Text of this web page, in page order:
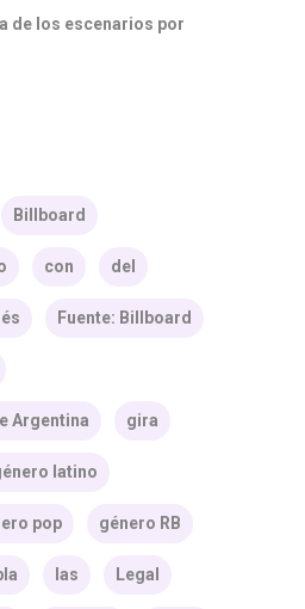
de los escenarios por
Billboard
con del
Fuente: Billboard
Argentina gira
latino
pop género RB
las Legal